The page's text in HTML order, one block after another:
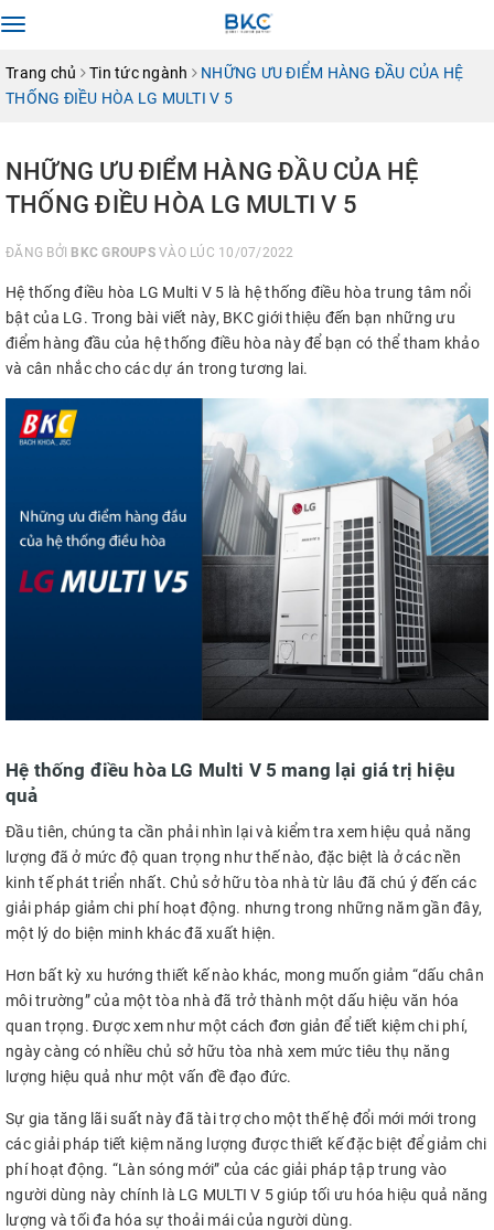
Toggle
Trang chủ
Tin tức ngành
NHỮNG ƯU ĐIỂM HÀNG ĐẦU CỦA HỆ
THỐNG ĐIỀU HÒA LG MULTI V 5
NHỮNG ƯU ĐIỂM HÀNG ĐẦU CỦA HỆ
THỐNG ĐIỀU HÒA LG MULTI V 5
ĐĂNG BỞI BKC GROUPSVÀO LÚC 10/07/2022
Hệ thống điều hòa LG Multi V 5 là hệ thống điều hòa trung tâm nổi
bật của LG. Trong bài viết này, BKC giới thiệu đến bạn những ưu
điểm hàng đầu của hệ thống điều hòa này để bạn có thể tham khảo
và cân nhắc cho các dự án trong tương lai.
Hệ thống điều hòa LG Multi V 5 mang lại giá trị hiệu
quả
Đầu tiên, chúng ta cần phải nhìn lại và kiểm tra xem hiệu quả năng
lượng đã ở mức độ quan trọng như thế nào, đặc biệt là ở các nền
kinh tế phát triển nhất. Chủ sở hữu tòa nhà từ lâu đã chú ý đến các
giải pháp giảm chi phí hoạt động. nhưng trong những năm gần đây,
một lý do biện minh khác đã xuất hiện.
Hơn bất kỳ xu hướng thiết kế nào khác, mong muốn giảm “dấu chân
môi trường” của một tòa nhà đã trở thành một dấu hiệu văn hóa
quan trọng. Được xem như một cách đơn giản để tiết kiệm chi phí,
ngày càng có nhiều chủ sở hữu tòa nhà xem mức tiêu thụ năng
lượng hiệu quả như một vấn đề đạo đức.
Sự gia tăng lãi suất này đã tài trợ cho một thế hệ đổi mới mới trong
các giải pháp tiết kiệm năng lượng được thiết kế đặc biệt để giảm chi
phí hoạt động. “Làn sóng mới” của các giải pháp tập trung vào
người dùng này chính là LG MULTI V 5 giúp tối ưu hóa hiệu quả năng
lượng và tối đa hóa sự thoải mái của người dùng.